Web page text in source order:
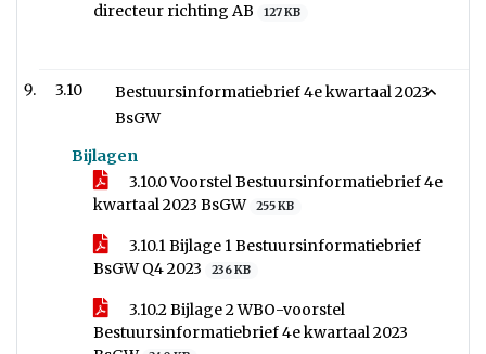
directeur richting AB
127 KB
3.10
Bestuursinformatiebrief 4e kwartaal 2023
BsGW
Bijlagen
3.10.0 Voorstel Bestuursinformatiebrief 4e
kwartaal 2023 BsGW
255 KB
3.10.1 Bijlage 1 Bestuursinformatiebrief
BsGW Q4 2023
236 KB
3.10.2 Bijlage 2 WBO-voorstel
Bestuursinformatiebrief 4e kwartaal 2023